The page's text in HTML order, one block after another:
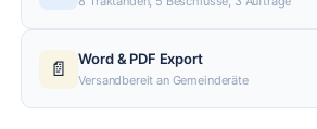
📄 Word & PDF Export
Versandbereit an Gemeinderäte